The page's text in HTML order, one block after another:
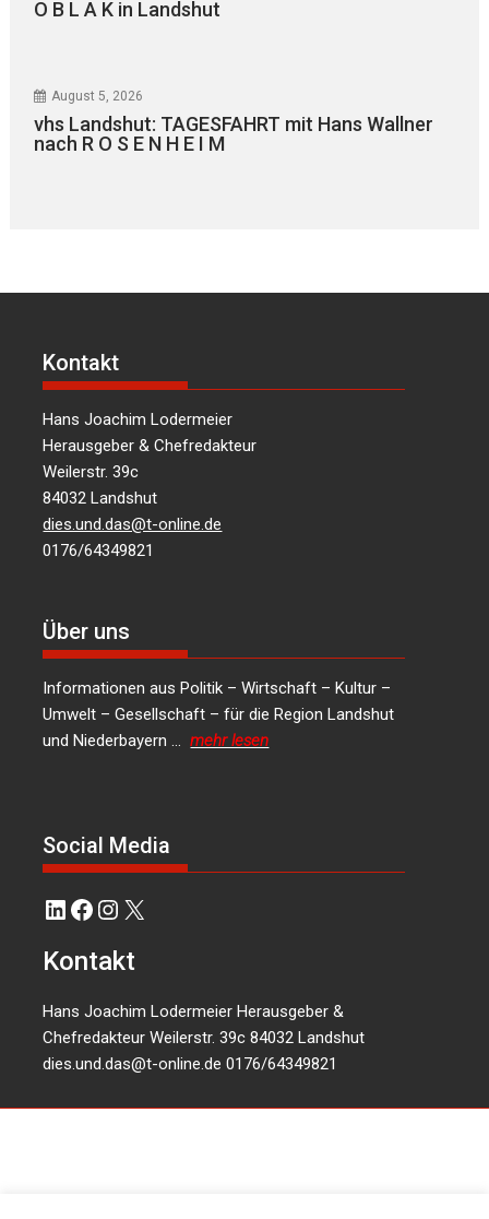
O B L A K in Landshut
August 5, 2026
vhs Landshut: TAGESFAHRT mit Hans Wallner
nach R O S E N H E I M
Kontakt
Hans Joachim Lodermeier
Herausgeber & Chefredakteur
Weilerstr. 39c
84032 Landshut
dies.und.das@t-online.de
0176/64349821
Über uns
Informationen aus Politik – Wirtschaft – Kultur –
Umwelt – Gesellschaft – für die Region Landshut
und Niederbayern …mehr lesen
Social Media
LinkedIn
Facebook
Instagram
X
Kontakt
Hans Joachim Lodermeier Herausgeber &
Chefredakteur Weilerstr. 39c 84032 Landshut
dies.und.das@t-online.de 0176/64349821